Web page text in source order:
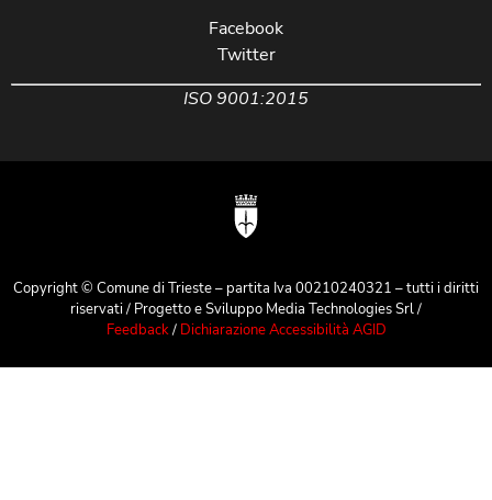
Facebook
Twitter
ISO 9001:2015
Copyright © Comune di Trieste – partita Iva 00210240321 – tutti i diritti
riservati / Progetto e Sviluppo Media Technologies Srl /
Feedback/ Dichiarazione Accessibilità AGID